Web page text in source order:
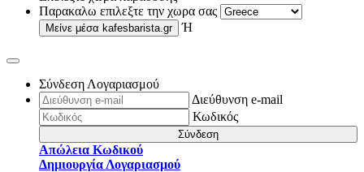
Παρακαλω επιλεξτε την χωρα σας
Μείνε μέσα kafesbarista.gr Ή
Σύνδεση Λογαριασμού
Διεύθυνση e-mail
Κωδικός
Σύνδεση
Απώλεια Κωδικού
Δημιουργία Λογαριασμού